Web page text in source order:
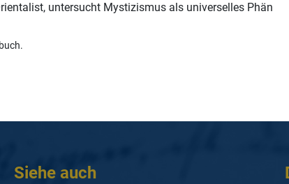
untersucht Mystizismus als universelles Phän
Siehe auch